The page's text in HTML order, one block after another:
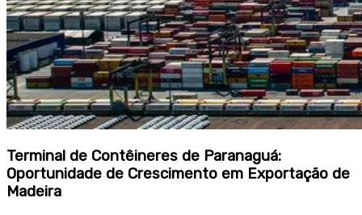
Terminal de Contêineres de Paranaguá:
Oportunidade de Crescimento em Exportação de
Madeira